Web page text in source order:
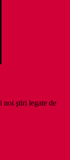
noi ştiri legate de